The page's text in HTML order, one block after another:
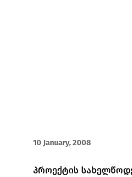
10 January, 2008
პროექტის